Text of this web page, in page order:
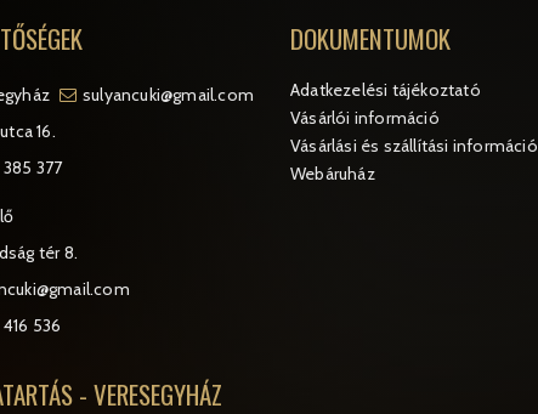
16.
sulyancuki@gmail.com
377
tér 8.
536
- VERESEGYHÁZ
DOKUMENTUMOK
Adatkezelési tájékoztató
Vásárlói információ
Vásárlási és szállítási információ
Webáruház